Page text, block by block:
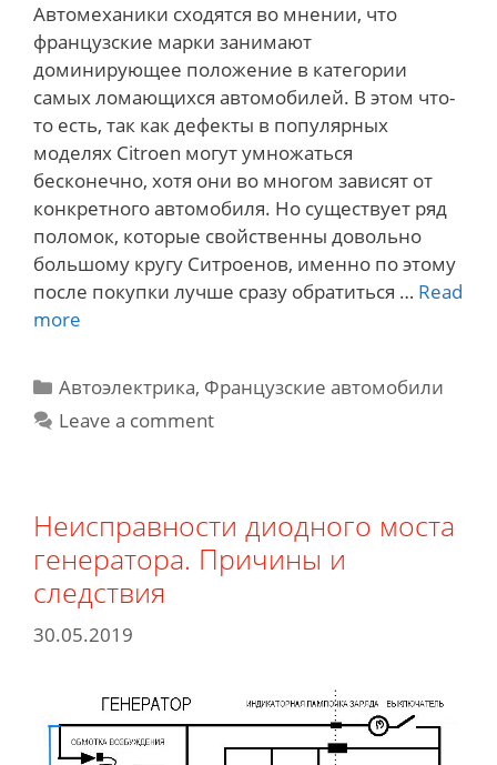
Автомеханики сходятся во мнении, что
французские марки занимают
доминирующее положение в категории
самых ломающихся автомобилей. В этом что-
то есть, так как дефекты в популярных
моделях Citroen могут умножаться
бесконечно, хотя они во многом зависят от
конкретного автомобиля. Но существует ряд
поломок, которые свойственны довольно
большому кругу Ситроенов, именно по этому
после покупки лучше сразу обратиться … Read
more
поломок
в
Categories
Автоэлектрика, Французские автомобили
Leave a comment
Неисправности диодного моста
генератора. Причины и
следствия
30.05.2019